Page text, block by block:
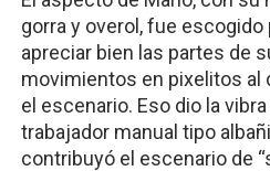
gorra y overol, fue escogido
apreciar bien las partes de
movimientos en pixelitos al
el escenario. Eso dio la
trabajador manual tipo
contribuyó el escenario de